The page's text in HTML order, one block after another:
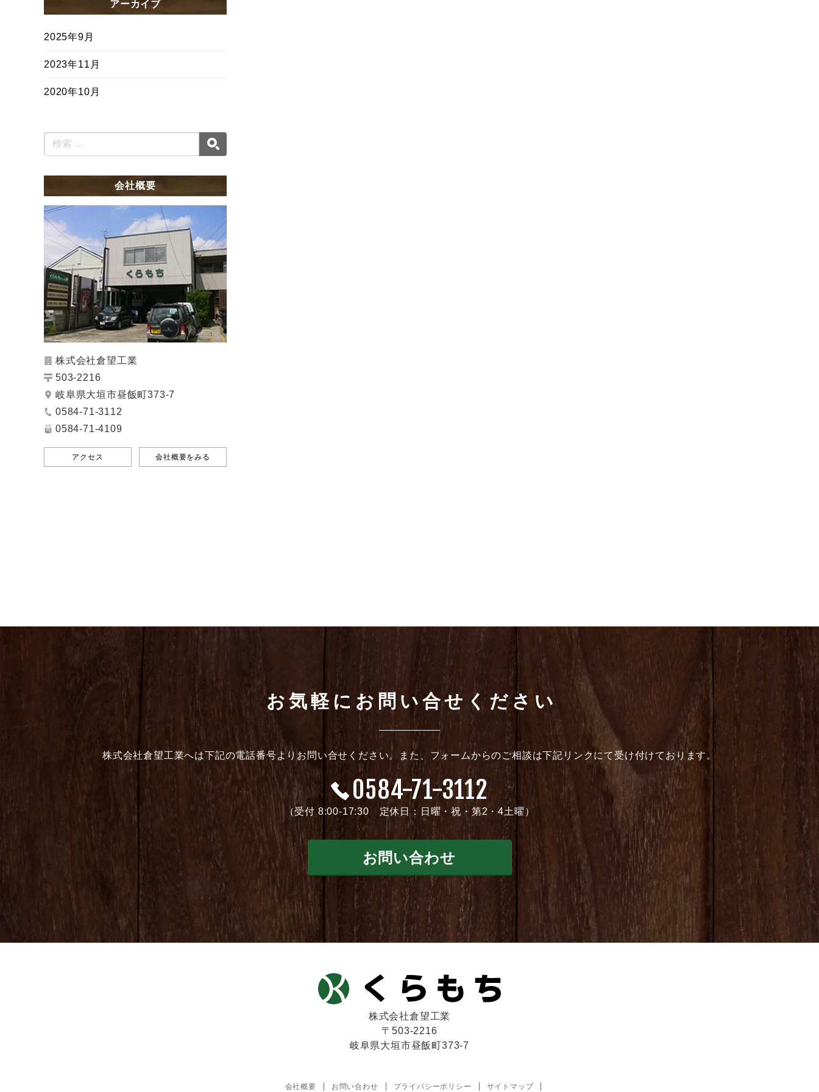
アーカイブ
2025年9月
2023年11月
2020年10月
会社概要
株式会社倉望工業
503-2216
岐阜県大垣市昼飯町373-7
0584-71-3112
0584-71-4109
アクセス 会社概要をみる
お気軽にお問い合せください
株式会社倉望工業へは下記の電話番号よりお問い合せください。また、フォームからのご相談は下記リンクにて受け付けております。
0584-71-3112
（受付 8:00-17:30 定休日：日曜・祝・第2・4土曜）
お問い合わせ
株式会社倉望工業
〒503-2216
岐阜県大垣市昼飯町373-7
会社概要 お問い合わせ プライバシーポリシー サイトマップ